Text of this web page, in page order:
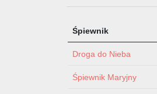
Śpiewnik
Droga do Nieba
Śpiewnik Maryjny